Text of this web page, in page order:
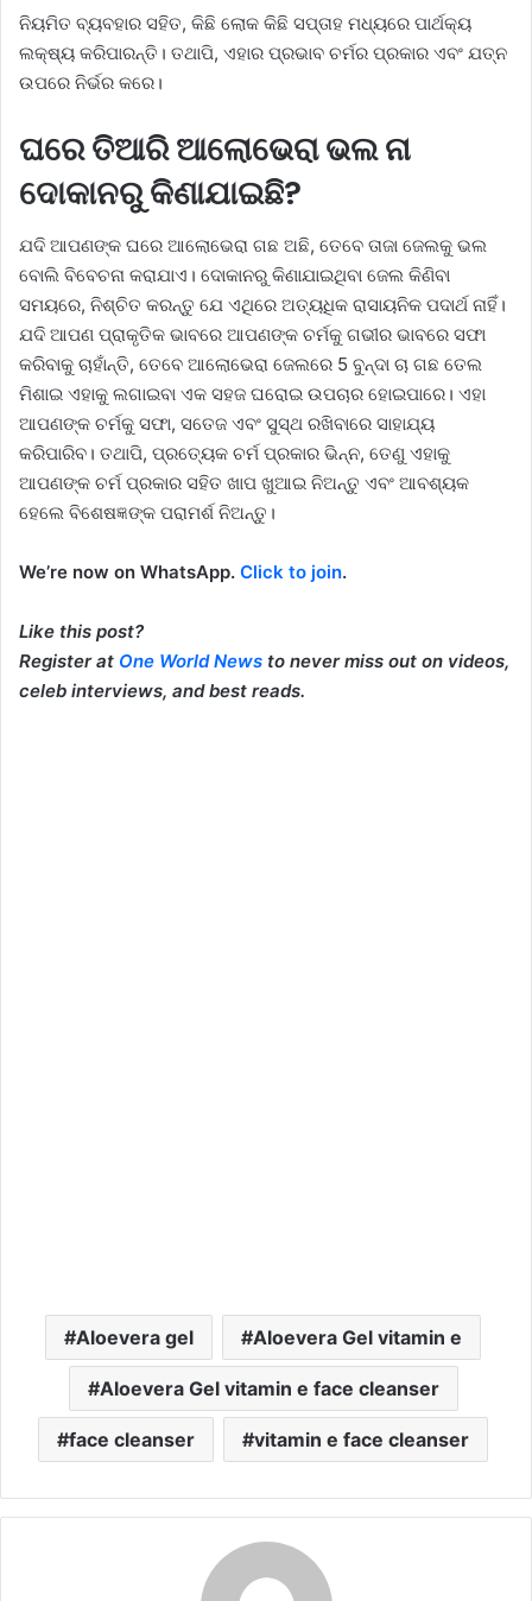
ନିୟମିତ ବ୍ୟବହାର ସହିତ, କିଛି ଲୋକ କିଛି ସପ୍ତାହ ମଧ୍ୟରେ ପାର୍ଥକ୍ୟ
ଲକ୍ଷ୍ୟ କରିପାରନ୍ତି। ତଥାପି, ଏହାର ପ୍ରଭାବ ଚର୍ମର ପ୍ରକାର ଏବଂ ଯତ୍ନ
ଉପରେ ନିର୍ଭର କରେ।
ଘରେ ତିଆରି ଆଲୋଭେରା ଭଲ ନା
ଦୋକାନରୁ କିଣାଯାଇଛି?
ଯଦି ଆପଣଙ୍କ ଘରେ ଆଲୋଭେରା ଗଛ ଅଛି, ତେବେ ତାଜା ଜେଲକୁ ଭଲ
ବୋଲି ବିବେଚନା କରାଯାଏ। ଦୋକାନରୁ କିଣାଯାଇଥିବା ଜେଲ କିଣିବା
ସମୟରେ, ନିଶ୍ଚିତ କରନ୍ତୁ ଯେ ଏଥିରେ ଅତ୍ୟଧିକ ରାସାୟନିକ ପଦାର୍ଥ ନାହିଁ।
ଯଦି ଆପଣ ପ୍ରାକୃତିକ ଭାବରେ ଆପଣଙ୍କ ଚର୍ମକୁ ଗଭୀର ଭାବରେ ସଫା
କରିବାକୁ ଚାହାଁନ୍ତି, ତେବେ ଆଲୋଭେରା ଜେଲରେ 5 ବୁନ୍ଦା ଚା ଗଛ ତେଲ
ମିଶାଇ ଏହାକୁ ଲଗାଇବା ଏକ ସହଜ ଘରୋଇ ଉପଚାର ହୋଇପାରେ। ଏହା
ଆପଣଙ୍କ ଚର୍ମକୁ ସଫା, ସତେଜ ଏବଂ ସୁସ୍ଥ ରଖିବାରେ ସାହାଯ୍ୟ
କରିପାରିବ। ତଥାପି, ପ୍ରତ୍ୟେକ ଚର୍ମ ପ୍ରକାର ଭିନ୍ନ, ତେଣୁ ଏହାକୁ
ଆପଣଙ୍କ ଚର୍ମ ପ୍ରକାର ସହିତ ଖାପ ଖୁଆଇ ନିଅନ୍ତୁ ଏବଂ ଆବଶ୍ୟକ
ହେଲେ ବିଶେଷଜ୍ଞଙ୍କ ପରାମର୍ଶ ନିଅନ୍ତୁ।
We’re now on WhatsApp. Click to join.
Like this post?
Register at One World News to never miss out on videos,
celeb interviews, and best reads.
Aloevera gel Aloevera Gel vitamin e
Aloevera Gel vitamin e face cleanser
face cleanser vitamin e face cleanser